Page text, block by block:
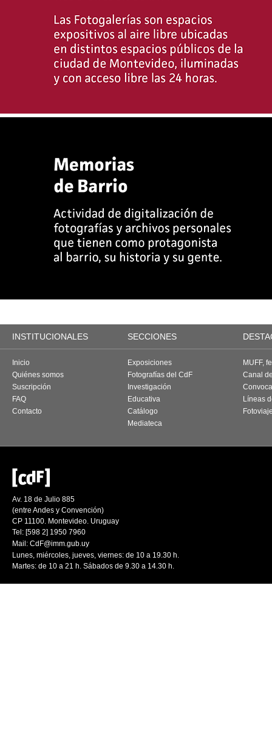
INSTITUCIONALES SECCIONES
Inicio
Quiénes somos
Suscripción
FAQ
Contacto
Exposiciones
Fotografías del CdF
Investigación
Educativa
Catálogo
Mediateca
MUFF,
Canal
Líneas
Av. 18 de Julio 885
(entre Andes y Convención)
CP 11100. Montevideo. Uruguay
Tel: [598 2] 1950 7960
Mail: CdF@imm.gub.uy
Lunes, miércoles, jueves, viernes: de 10 a 19.30 h.
Martes: de 10 a 21 h. Sábados de 9.30 a 14.30 h.